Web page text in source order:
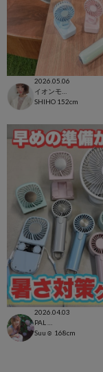
2026.05.06
SHIHO 152cm
2026.04.03
Suu☺︎ 168cm